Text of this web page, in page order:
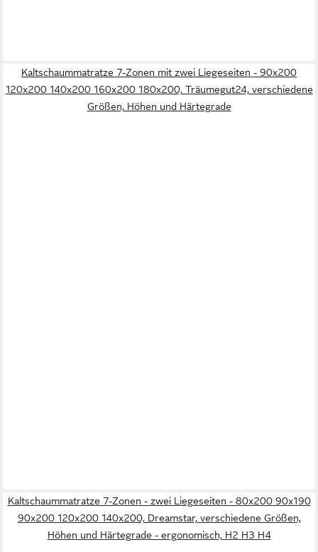
Kaltschaummatratze 7-Zonen mit zwei Liegeseiten - 90x200
120x200 140x200 160x200 180x200, Träumegut24, verschiedene
Größen, Höhen und Härtegrade
Kaltschaummatratze 7-Zonen - zwei Liegeseiten - 80x200 90x190
90x200 120x200 140x200, Dreamstar, verschiedene Größen,
Höhen und Härtegrade - ergonomisch, H2 H3 H4